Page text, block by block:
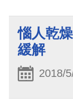
惱人乾
緩解
2018/